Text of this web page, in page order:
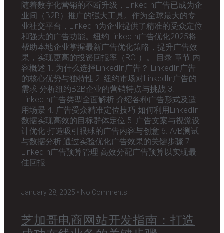
随着数字化营销的不断升级，LinkedIn广告已成为企
业间（B2B）推广的强大工具。作为全球最大的专
业社交平台，LinkedIn为企业提供了精准的受众定位
和强大的广告功能。纽约LinkedIn广告优化2025将
帮助本地企业掌握最新广告优化策略，提升广告效
果，实现更高的投资回报率（ROI）。 目录 章节 内
容概述 1. 为什么选择LinkedIn广告？ LinkedIn广告
的核心优势与独特性 2. 纽约市场对LinkedIn广告的
需求 分析纽约B2B企业的营销特点与挑战 3.
LinkedIn广告类型全面解析 介绍各种广告形式及适
用场景 4. 广告受众精准定位技巧 如何利用LinkedIn
数据实现高效的目标群体定位 5. 广告文案与视觉设
计优化 打造吸引眼球的广告内容与创意 6. A/B测试
与数据分析 通过实验优化广告效果的关键步骤 7.
LinkedIn广告预算管理 高效分配广告预算以实现最
佳回报
January 28, 2025 No Comments
芝加哥电商网站开发指南：打造